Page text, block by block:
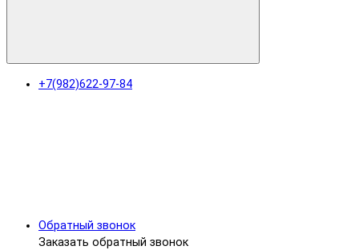
+7(982)622-97-84
Обратный звонок
Заказать обратный звонок